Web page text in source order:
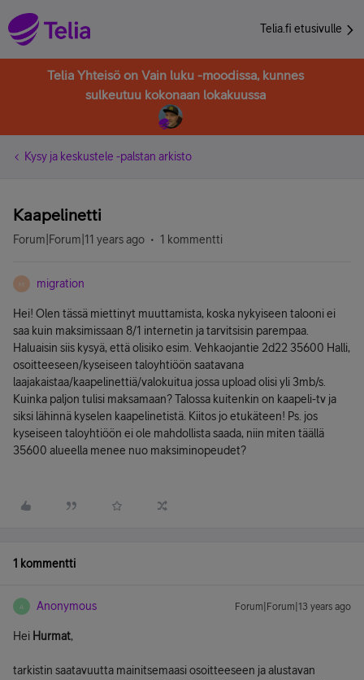
Telia.fi etusivulle
Telia Yhteisö on Vain luku -moodissa, kunnes
sulkeutuu kokonaan lokakuussa
Kysy ja keskustele -palstan arkisto
Kaapelinetti
Forum|Forum|11 years ago 1 kommentti
M migration
Hei! Olen tässä miettinyt muuttamista, koska nykyiseen talooni ei
saa kuin maksimissaan 8/1 internetin ja tarvitsisin parempaa.
Haluaisin siis kysyä, että olisiko esim. Vehkaojantie 2d22 35600 Halli,
osoitteeseen/kyseiseen taloyhtiöön saatavana
laajakaistaa/kaapelinettiä/valokuitua jossa upload olisi yli 3mb/s.
Kuinka paljon tulisi maksamaan? Talossa kuitenkin on kaapeli-tv ja
siksi lähinnä kyselen kaapelinetistä. Kiitos jo etukäteen! Ps. jos
kyseiseen taloyhtiöön ei ole mahdollista saada, niin miten täällä
35600 alueella menee nuo maksiminopeudet?
1 kommentti
A Anonymous Forum|Forum|13 years ago
Hei Hurmat,
tarkistin saatavuutta mainitsemaasi osoitteeseen ja alustavan